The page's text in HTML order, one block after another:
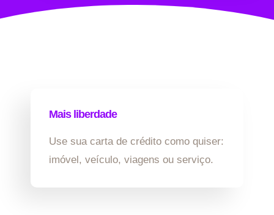
Mais liberdade
Use sua carta de crédito como quiser:
imóvel, veículo, viagens ou serviço.